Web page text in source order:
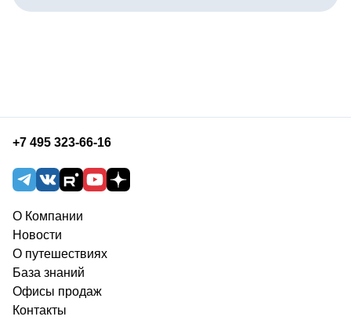
+7 495 323-66-16
О Компании
Новости
О путешествиях
База знаний
Офисы продаж
Контакты